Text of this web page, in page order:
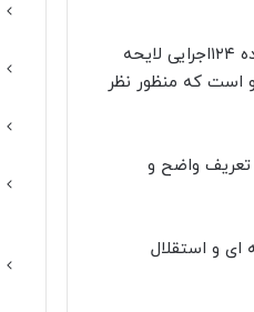
دو: مادامی که رفتاری در آیین نامه تخلف انگاری شده است آن هم با مجازات سنگین درجه ۴ انتظامی (بند ۸ از ماده ماده ۱۲۴اجرایی لایحه
دیگر» در متن آیین نامه، تخلف انگاری مجدد آن موجب کاهش درجه مجازات از ۴ به دو است که منظور نظر
تعریف واضح و
ای و استقلال